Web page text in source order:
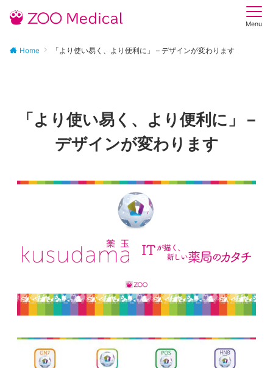
Menu
Home 「より使い易く、より便利に」 – デザインが変わります
「より使い易く、より便利に」 –
デザインが変わります